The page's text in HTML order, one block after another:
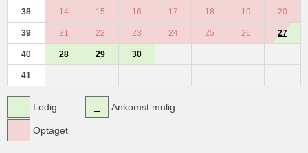
38 14 15 16 17 18 19 20
39 21 22 23 24 25 26 27
40 28 29 30
41
Ledig
Optaget
Ankomst mulig